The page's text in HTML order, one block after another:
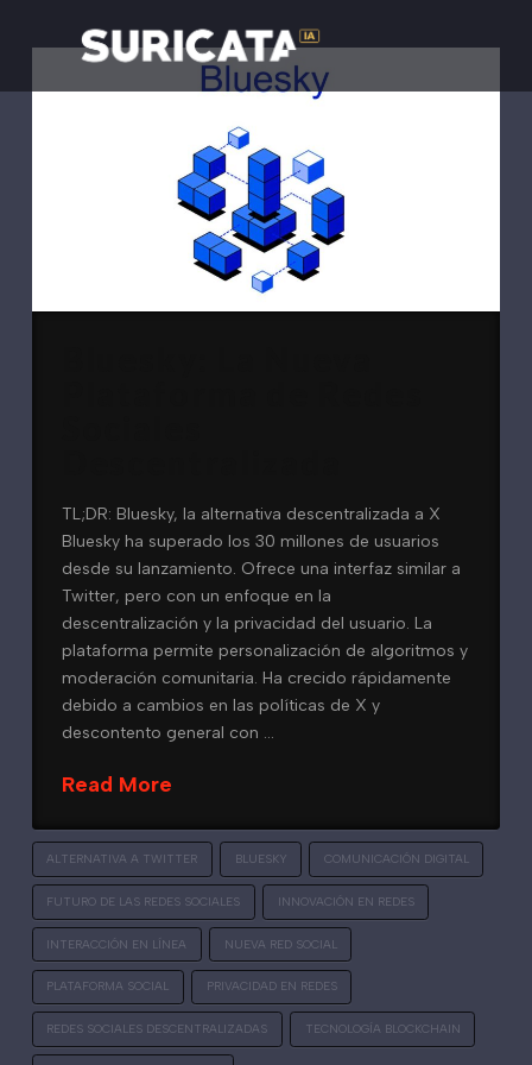
TL;DR: Bluesky, la alternativa descentralizada a X
Bluesky ha superado los 30 millones de usuarios
desde su lanzamiento. Ofrece una interfaz similar a
Twitter, pero con un enfoque en la
descentralización y la privacidad del usuario. La
plataforma permite personalización de algoritmos y
moderación comunitaria. Ha crecido rápidamente
debido a cambios en las políticas de X y
descontento general con …
Read More
ALTERNATIVA A TWITTER BLUESKY COMUNICACIÓN DIGITAL
FUTURO DE LAS REDES SOCIALES INNOVACIÓN EN REDES
INTERACCIÓN EN LÍNEA NUEVA RED SOCIAL
PLATAFORMA SOCIAL PRIVACIDAD EN REDES
REDES SOCIALES DESCENTRALIZADAS TECNOLOGÍA BLOCKCHAIN